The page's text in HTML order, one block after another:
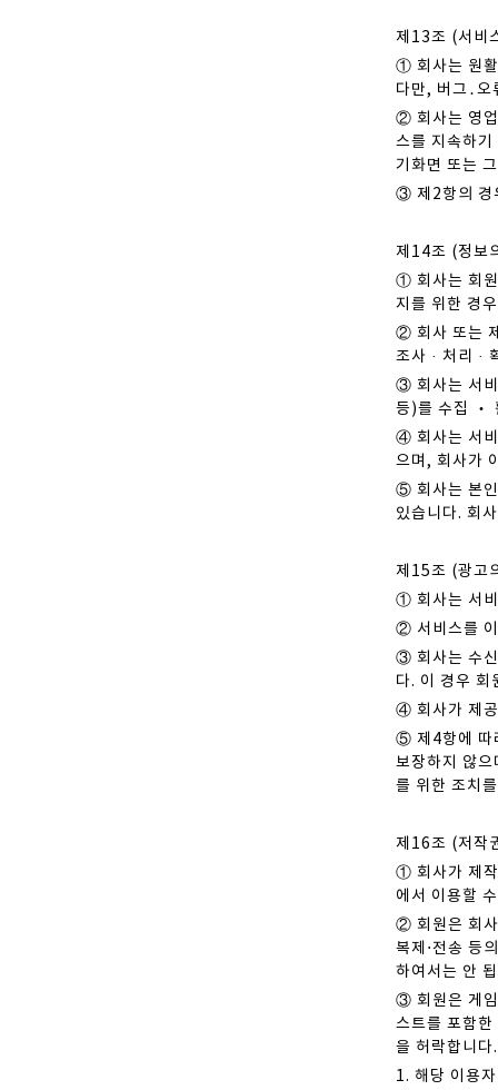
제13조 (서비
① 회사는 원활
다만, 버그․오
② 회사는 영업
스를 지속하
기화면 또는
③ 제2항의 경
제14조 (정보
① 회사는 회원
지를 위한 경
② 회사 또는
조사 · 처리 ·
③ 회사는 서비
등)를 수집 ‧
④ 회사는 서비
으며, 회사가
⑤ 회사는 본인
있습니다. 회
제15조 (광고
① 회사는 서비
② 서비스를 이
③ 회사는 수
다. 이 경우 회
④ 회사가 제공
⑤ 제4항에 따
보장하지 않
를 위한 조치
제16조 (저작
① 회사가 제작
에서 이용할
② 회원은 회사
복제⋅전송 등
하여서는 안
③ 회원은 게임
스트를 포함
을 허락합니다.
1. 해당 이용